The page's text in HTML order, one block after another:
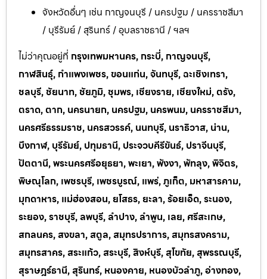
จังหวัดอื่นๆ เช่น กาญจนบุรี / นครปฐม / นครราชสีมา
/ บุรีรัมย์ / สุรินทร์ / อุบลราชธานี / ฯลฯ
ไม่ว่าคุณอยู่ที่ กรุงเทพมหานคร, กระบี่, กาญจนบุรี,
กาฬสินธุ์, กำแพงเพชร, ขอนแก่น, จันทบุรี, ฉะเชิงเทรา,
ชลบุรี, ชัยนาท, ชัยภูมิ, ชุมพร, เชียงราย, เชียงใหม่, ตรัง,
ตราด, ตาก, นครนายก, นครปฐม, นครพนม, นครราชสีมา,
นครศรีธรรมราช, นครสวรรค์, นนทบุรี, นราธิวาส, น่าน,
บึงกาฬ, บุรีรัมย์, ปทุมธานี, ประจวบคีรีขันธ์, ปราจีนบุรี,
ปัตตานี, พระนครศรีอยุธยา, พะเยา, พังงา, พัทลุง, พิจิตร,
พิษณุโลก, เพชรบุรี, เพชรบูรณ์, แพร่, ภูเก็ต, มหาสารคาม,
มุกดาหาร, แม่ฮ่องสอน, ยโสธร, ยะลา, ร้อยเอ็ด, ระนอง,
ระยอง, ราชบุรี, ลพบุรี, ลำปาง, ลำพูน, เลย, ศรีสะเกษ,
สกลนคร, สงขลา, สตูล, สมุทรปราการ, สมุทรสงคราม,
สมุทรสาคร, สระแก้ว, สระบุรี, สิงห์บุรี, สุโขทัย, สุพรรณบุรี,
สุราษฎร์ธานี, สุรินทร์, หนองคาย, หนองบัวลำภู, อ่างทอง,